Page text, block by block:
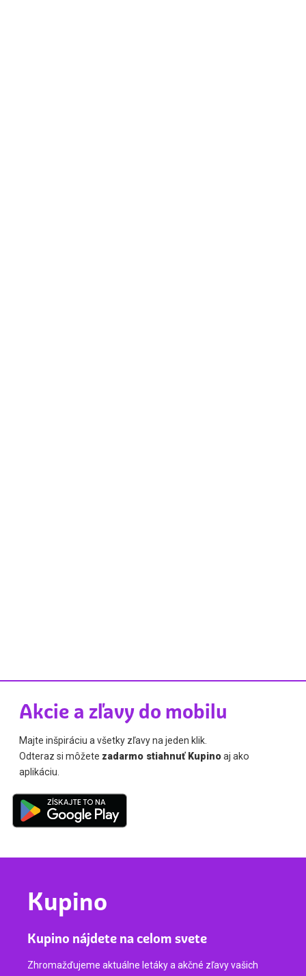
Akcie a zľavy do mobilu
Majte inšpiráciu a všetky zľavy na jeden klik.
Odteraz si môžete zadarmo stiahnuť Kupinoaj ako
aplikáciu.
Kupino
Kupino nájdete na celom svete
Zhromažďujeme aktuálne letáky a akčné zľavy vašich